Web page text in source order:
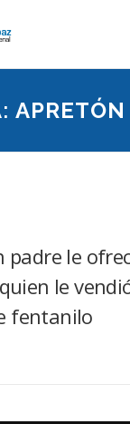
padre le
le
fentanilo